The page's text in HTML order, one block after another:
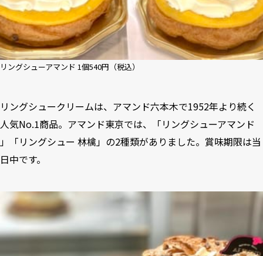
リングシューアマンド 1個540円（税込）
リングシュークリームは、アマンド六本木で1952年より続く
人気No.1商品。アマンド東京では、「リングシューアマンド
」「リングシュー 林檎」の2種類がありました。賞味期限は当
日中です。